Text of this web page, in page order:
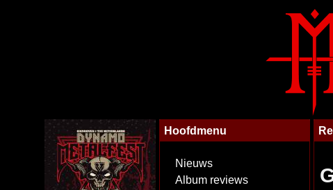
Hoofdmenu
Nieuws
Album reviews